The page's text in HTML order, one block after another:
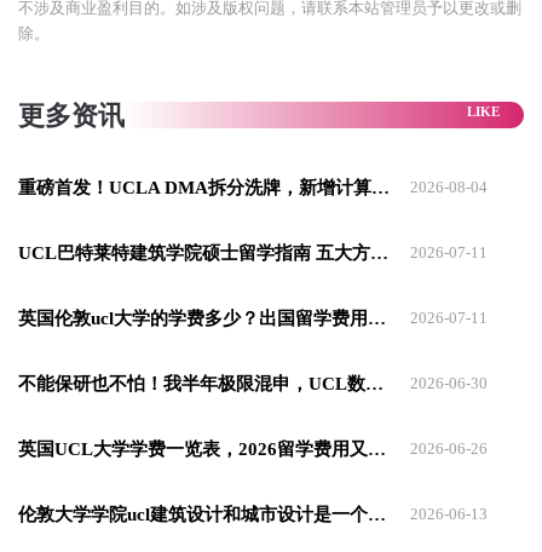
01
我在湖北工业大学就读数字媒体技术。
大二的时候，我了解了保研政策，但因学业上的小挫折而未能
直接就业，期望能尽早适应职场。
此时，父母鼓励我申请国外的研究生。我可以利用读研的时间
化氛围。
不涉及商业盈利目的。如涉及版权问题，请联系本站管理员予以更改或删
除。
更多资讯
重磅首发！UCLA DMA拆分洗牌，新增计算艺术/设计/游戏3个独立专业 2026-08-04
UCL巴特莱特建筑学院硕士留学指南 五大方向解析 2026-07-11
英国伦敦ucl大学的学费多少？出国留学费用早准备 2026-07-11
不能保研也不怕！我半年极限混申，UCL数媒、南洋理工大满贯 2026-06-30
英国UCL大学学费一览表，2026留学费用又要涨啦！ 2026-06-26
伦敦大学学院ucl建筑设计和城市设计是一个专业吗 2026-06-13